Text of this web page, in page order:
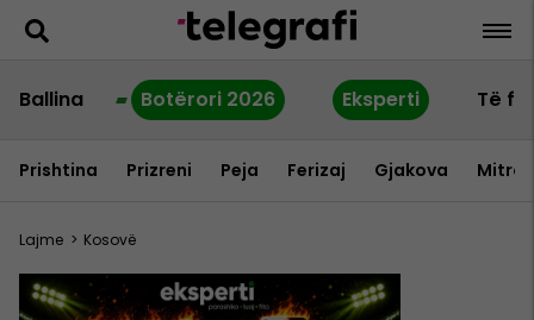
Ballina Botërori 2026 Eksperti Të
Prishtina Prizreni Peja Ferizaj Gjakova
Lajme > Kosovë